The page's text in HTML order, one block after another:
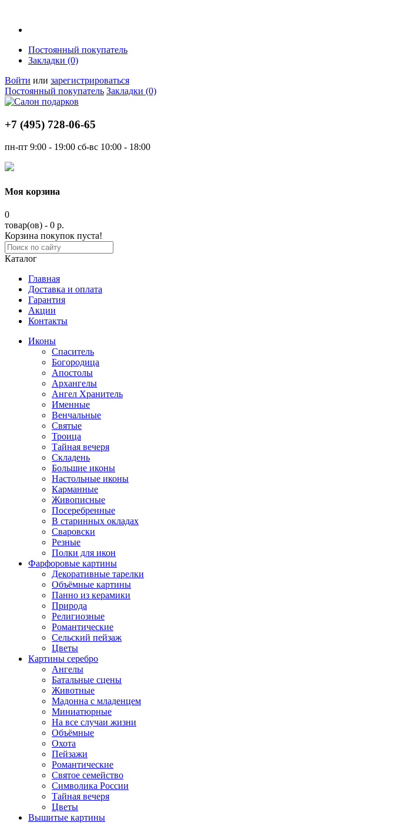
Постоянный покупатель
Закладки (0)
Войти или зарегистрироваться
Постоянный покупатель Закладки (0)
+7 (495) 728-06-65
пн-пт 9:00 - 19:00 сб-вс 10:00 - 18:00
Моя корзина
0
товар(ов) - 0 р.
Корзина покупок пуста!
Каталог
Главная
Доставка и оплата
Гарантия
Акции
Контакты
Иконы
Спаситель
Богородица
Апостолы
Архангелы
Ангел Хранитель
Именные
Венчальные
Святые
Троица
Тайная вечеря
Складень
Большие иконы
Настольные иконы
Карманные
Живописные
Посеребренные
В старинных окладах
Сваровски
Резные
Полки для икон
Фарфоровые картины
Декоративные тарелки
Объёмные картины
Панно из керамики
Природа
Религиозные
Романтические
Сельский пейзаж
Цветы
Картины серебро
Ангелы
Батальные сцены
Животные
Мадонна с младенцем
Миниатюрные
На все случаи жизни
Объёмные
Охота
Пейзажи
Романтические
Святое семейство
Символика России
Тайная вечеря
Цветы
Вышитые картины